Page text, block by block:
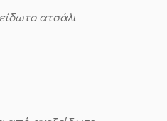
ατσάλι